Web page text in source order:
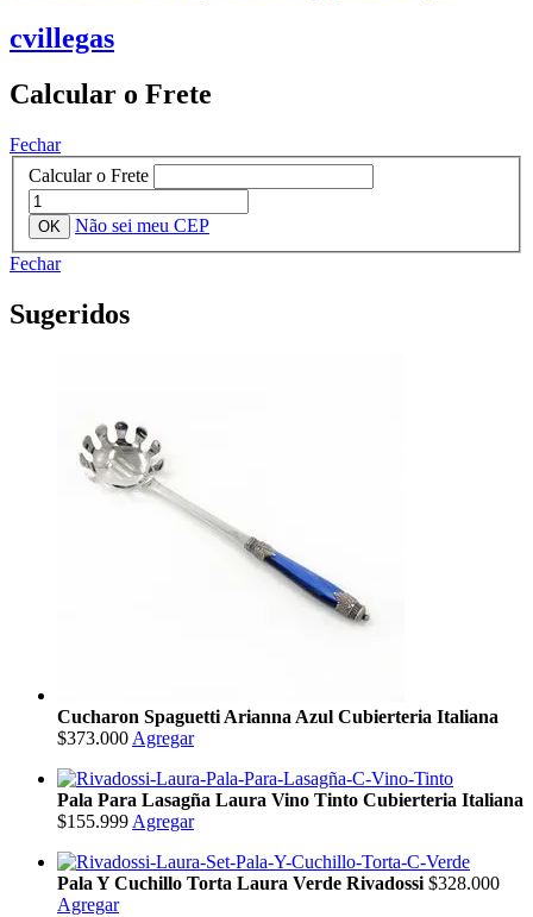
cvillegas
Calcular o Frete
Fechar
Calcular o Frete
Não sei meu CEP
Fechar
Sugeridos
Cucharon Spaguetti Arianna Azul Cubierteria Italiana
$373.000 Agregar
Pala Para Lasagña Laura Vino Tinto Cubierteria Italiana
$155.999 Agregar
Pala Y Cuchillo Torta Laura Verde Rivadossi $328.000
Agregar